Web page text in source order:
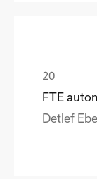
FTE
Detlef